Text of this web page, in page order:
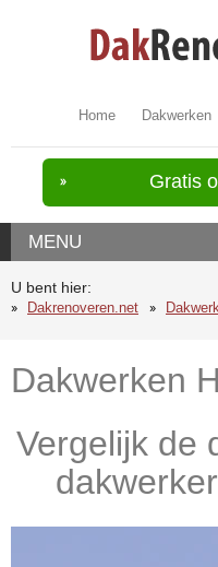
Home Dakwerken
Gratis
MENU
U bent hier:
Dakrenoveren.net
Dakwerken
Vergelijk de